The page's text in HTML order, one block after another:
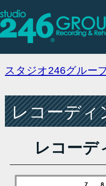
スタジオ246グルー
レコーディ
レコーデ